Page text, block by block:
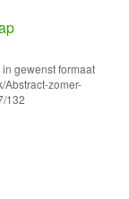
gewenst formaat
Abstract-zomer-
132